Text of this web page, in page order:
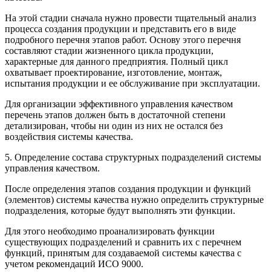
На этой стадии сначала нужно провести тщательный анализ
процесса создания продукции и представить его в виде
подробного перечня этапов работ. Основу этого перечня
составляют стадии жизненного цикла продукции,
характерные для данного предприятия. Полный цикл
охватывает проектирование, изготовление, монтаж,
испытания продукции и ее обслуживание при эксплуатации.
Для организации эффективного управления качеством
перечень этапов должен быть в достаточной степени
детализирован, чтобы ни один из них не остался без
воздействия системы качества.
5. Определение состава структурных подразделений системы
управления качеством.
После определения этапов создания продукции и функций
(элементов) системы качества нужно определить структурные
подразделения, которые будут выполнять эти функции.
Для этого необходимо проанализировать функции
существующих подразделений и сравнить их с перечнем
функций, принятым для создаваемой системы качества с
учетом рекомендаций ИСО 9000.